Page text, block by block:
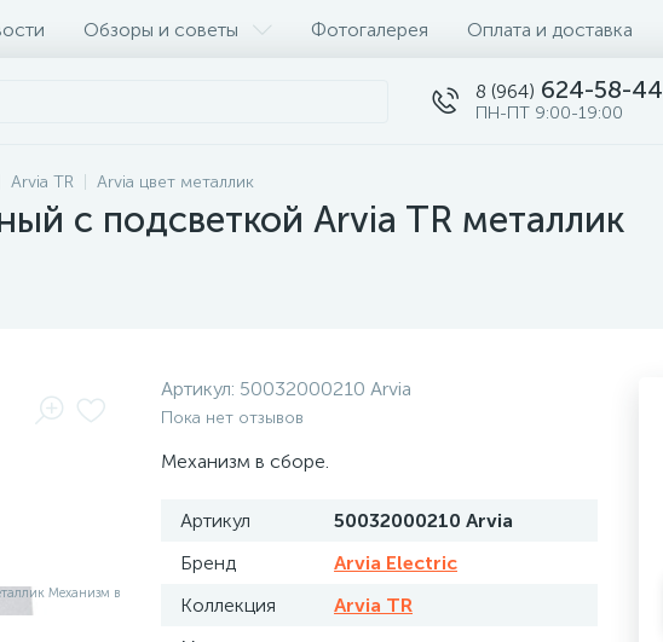
Обзоры и советы Фотогалерея Оплата и доставка
8 (964) 624-58-44
ПН-ПТ 9:00-19:00
Arvia TR Arvia цвет металлик
с подсветкой Arvia TR металлик
Артикул: 50032000210 Arvia
Пока нет отзывов
Механизм в сборе.
Артикул
50032000210 Arvia
Бренд
Arvia Electric
Коллекция
Arvia TR